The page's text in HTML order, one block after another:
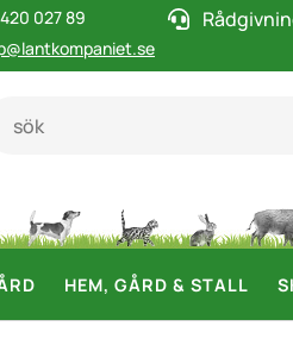
027 89
HEM, GÅRD & STALL